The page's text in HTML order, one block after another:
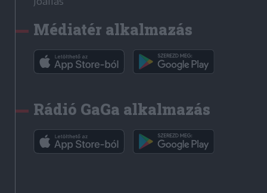
Médiatér alkalmazás
Rádió GaGa alkalmazás